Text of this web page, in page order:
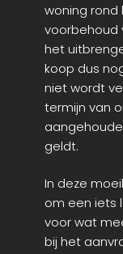
woning rond
voorbehoud
het
koop dus
niet wordt
termijn van
geldt.
In deze
om een iets
voor wat
bij het